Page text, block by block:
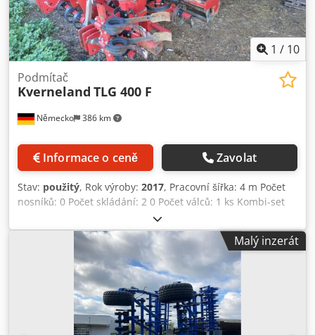
1 / 10
Německo 386 km
Podmítač
Kverneland TLG 400 F
Informace o ceně Zavolat
Stav: použitý, Rok výroby: 2017, Pracovní šířka: 4 m Počet
nosníků: 0 Počet skládání: 2 0 Počet válců: 1 ks Kombi-set
pro přípravu osivového lože Kverneland RFCSE Dsdpfxsyv
Iu Uj Apqowa Č. 2185 - Nastavení pracovní hloubky přes
trubkový hřeblový válec 450 mm (vpředu nebo uprostřed) -
Max. pracovní hloubka do 14 cm - Hydraulické sklápění -
Spodní závěs kat. II a II - 2x2 řady prutů: - vpředu
45x10mm, vzadu 32x10mm - Trubkový hřeblový válec
450mm (vpředu nebo uprostřed) - Nastavení hloubky
pomocí vřeten - Přítlačné jednotky lze přizpůsobit tlaku -
Malý inzerát